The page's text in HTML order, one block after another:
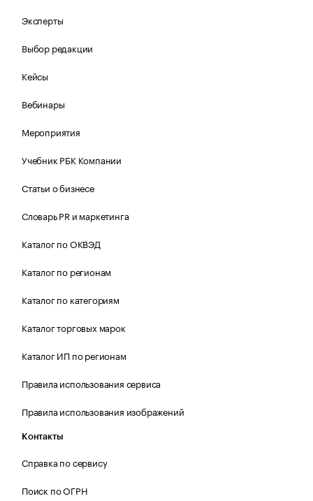
Эксперты
Выбор редакции
Кейсы
Вебинары
Мероприятия
Учебник РБК Компании
Статьи о бизнесе
Словарь PR и маркетинга
Каталог по ОКВЭД
Каталог по регионам
Каталог по категориям
Каталог торговых марок
Каталог ИП по регионам
Правила использования сервиса
Правила использования изображений
Контакты
Справка по сервису
Поиск по ОГРН